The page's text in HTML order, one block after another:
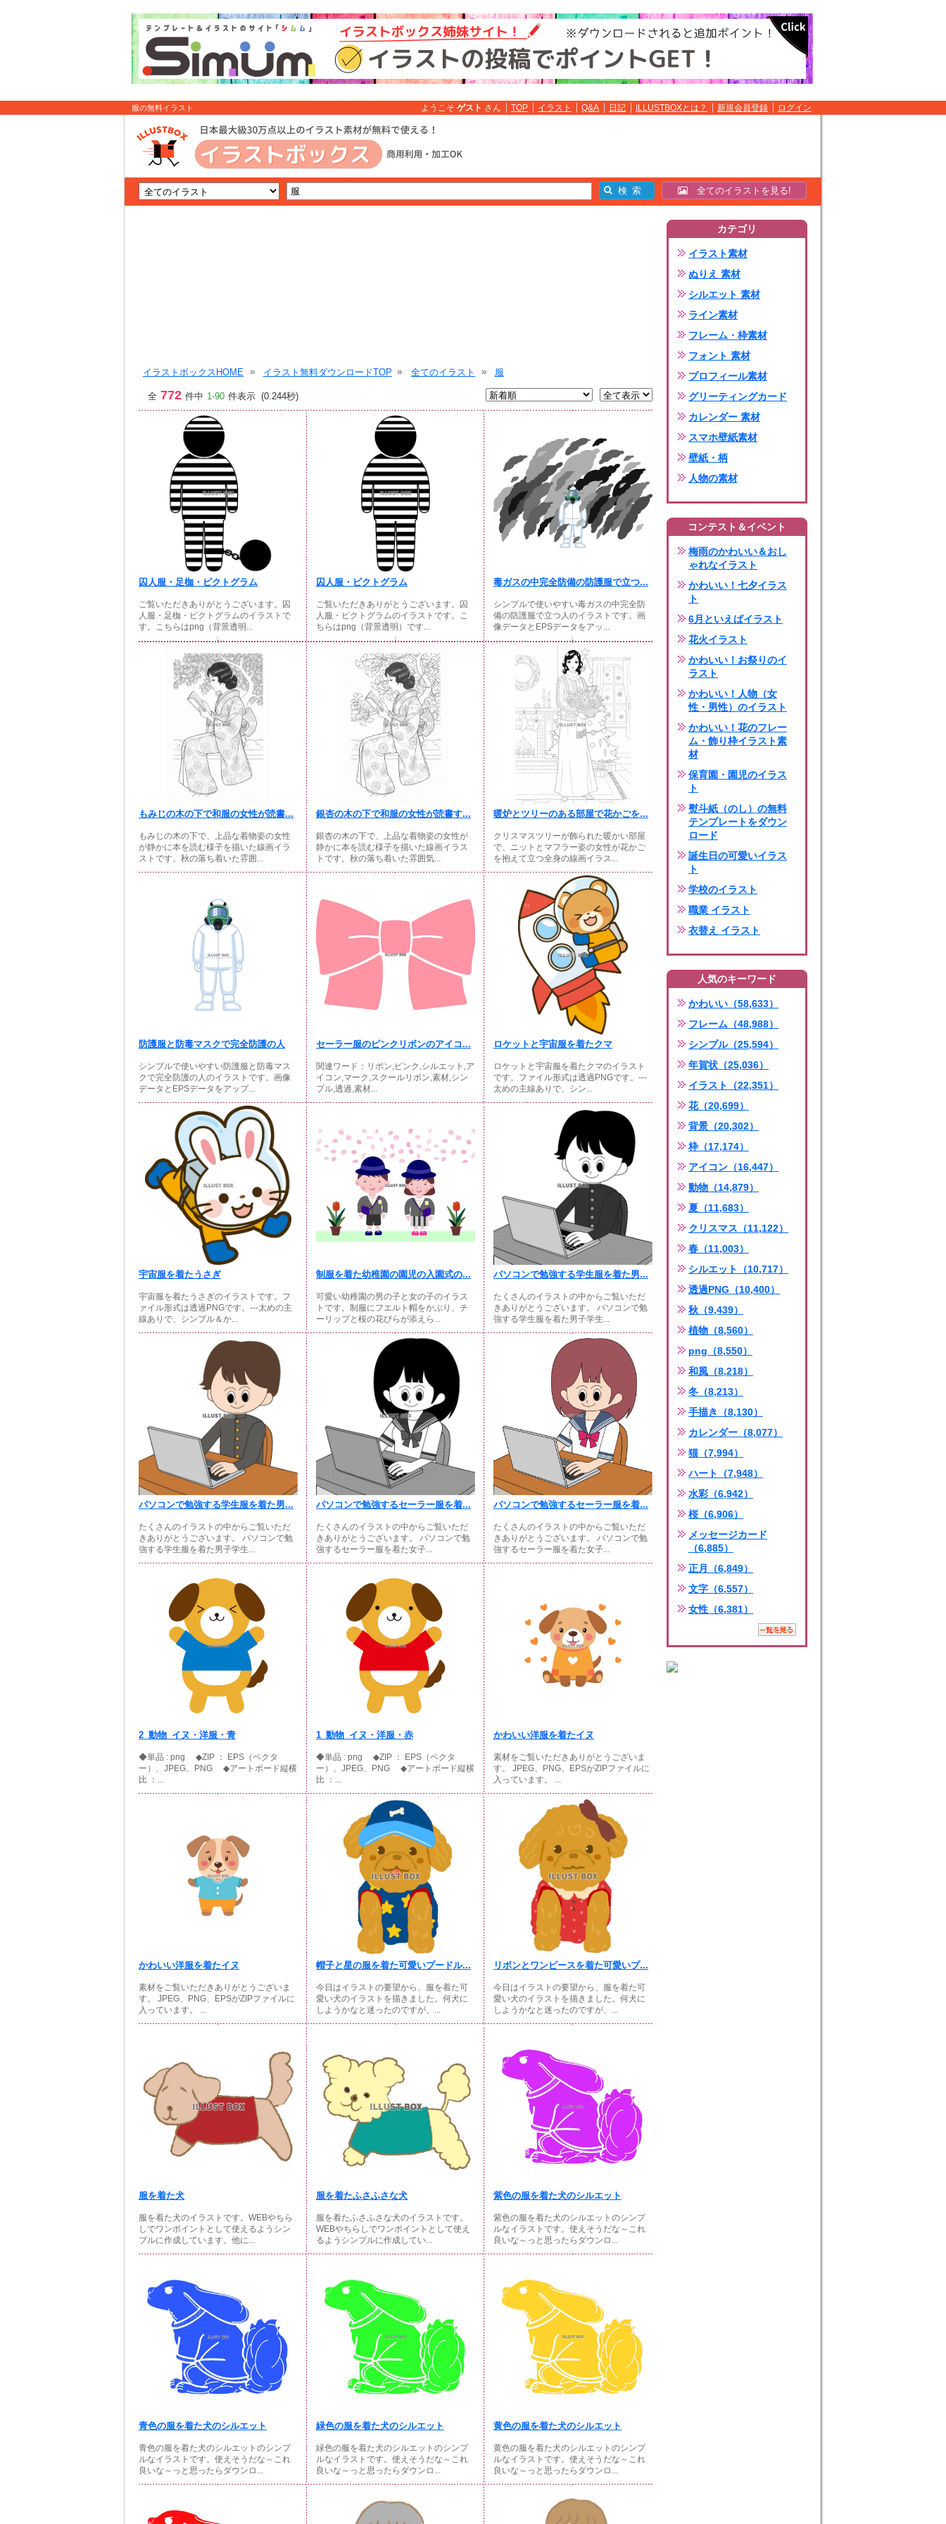
服の無料イラスト ようこそ ゲスト さん TOP イラスト Q&A 日記 ILLUSTBOXとは？ 新規会員登録 ログイン
全てのイラストを見る!
イラストボックスHOME イラスト無料ダウンロードTOP 全てのイラスト 服
全 772 件中 1-90 件表示 (0.244秒)
囚人服・足枷・ピクトグラム
ご覧いただきありがとうございます。囚
人服・足枷・ピクトグラムのイラストで
す。こちらはpng（背景透明...
囚人服・ピクトグラム
ご覧いただきありがとうございます。囚
人服・ピクトグラムのイラストです。こ
ちらはpng（背景透明）です...
毒ガスの中完全防備の防護服で立つ...
シンプルで使いやすい毒ガスの中完全防
備の防護服で立つ人のイラストです。画
像データとEPSデータをアッ...
もみじの木の下で和服の女性が読書...
もみじの木の下で、上品な着物姿の女性
が静かに本を読む様子を描いた線画イラ
ストです。秋の落ち着いた雰囲...
銀杏の木の下で和服の女性が読書す...
銀杏の木の下で、上品な着物姿の女性が
静かに本を読む様子を描いた線画イラス
トです。秋の落ち着いた雰囲気...
暖炉とツリーのある部屋で花かごを...
クリスマスツリーが飾られた暖かい部屋
で、ニットとマフラー姿の女性が花かご
を抱えて立つ全身の線画イラス...
防護服と防毒マスクで完全防護の人
シンプルで使いやすい防護服と防毒マス
クで完全防護の人のイラストです。画像
データとEPSデータをアップ...
セーラー服のピンクリボンのアイコ...
関連ワード：リボン,ピンク,シルエット,ア
イコン,マーク,スクールリボン,素材,シン
プル,透過,素材...
ロケットと宇宙服を着たクマ
ロケットと宇宙服を着たクマのイラスト
です。ファイル形式は透過PNGです。---
太めの主線ありで、シン...
宇宙服を着たうさぎ
宇宙服を着たうさぎのイラストです。フ
ァイル形式は透過PNGです。---太めの主
線ありで、シンプル＆か...
制服を着た幼稚園の園児の入園式の...
可愛い幼稚園の男の子と女の子のイラス
トです。制服にフエルト帽をかぶり、チ
ーリップと桜の花びらが添えら...
パソコンで勉強する学生服を着た男...
たくさんのイラストの中からご覧いただ
きありがとうございます。 パソコンで勉
強する学生服を着た男子学生...
パソコンで勉強する学生服を着た男...
たくさんのイラストの中からご覧いただ
きありがとうございます。 パソコンで勉
強する学生服を着た男子学生...
パソコンで勉強するセーラー服を着...
たくさんのイラストの中からご覧いただ
きありがとうございます。 パソコンで勉
強するセーラー服を着た女子...
パソコンで勉強するセーラー服を着...
たくさんのイラストの中からご覧いただ
きありがとうございます。 パソコンで勉
強するセーラー服を着た女子...
2_動物_イヌ・洋服・青
◆単品 : png ◆ZIP ： EPS（ベクタ
ー）、JPEG、PNG ◆アートボード縦横
比 ：...
1_動物_イヌ・洋服・赤
◆単品 : png ◆ZIP ： EPS（ベクタ
ー）、JPEG、PNG ◆アートボード縦横
比 ：...
かわいい洋服を着たイヌ
素材をご覧いただきありがとうございま
す。 JPEG、PNG、EPSがZIPファイルに
入っています。 ...
かわいい洋服を着たイヌ
素材をご覧いただきありがとうございま
す。 JPEG、PNG、EPSがZIPファイルに
入っています。 ...
帽子と星の服を着た可愛いプードル...
今日はイラストの要望から、服を着た可
愛い犬のイラストを描きました。何犬に
しようかなと迷ったのですが、...
リボンとワンピースを着た可愛いプ...
今日はイラストの要望から、服を着た可
愛い犬のイラストを描きました。何犬に
しようかなと迷ったのですが、...
服を着た犬
服を着た犬のイラストです。WEBやちら
しでワンポイントとして使えるようシン
プルに作成しています。他に...
服を着たふさふさな犬
服を着たふさふさな犬のイラストです。
WEBやちらしでワンポイントとして使え
るようシンプルに作成してい...
紫色の服を着た犬のシルエット
紫色の服を着た犬のシルエットのシンプ
ルなイラストです。使えそうだな～これ
良いな～っと思ったらダウンロ...
青色の服を着た犬のシルエット
青色の服を着た犬のシルエットのシンプ
ルなイラストです。使えそうだな～これ
良いな～っと思ったらダウンロ...
緑色の服を着た犬のシルエット
緑色の服を着た犬のシルエットのシンプ
ルなイラストです。使えそうだな～これ
良いな～っと思ったらダウンロ...
黄色の服を着た犬のシルエット
黄色の服を着た犬のシルエットのシンプ
ルなイラストです。使えそうだな～これ
良いな～っと思ったらダウンロ...
カテゴリ
イラスト素材
ぬりえ 素材
シルエット 素材
ライン素材
フレーム・枠素材
フォント 素材
プロフィール素材
グリーティングカード
カレンダー 素材
スマホ壁紙素材
壁紙・柄
人物の素材
コンテスト＆イベント
梅雨のかわいい＆おし
ゃれなイラスト
かわいい！七夕イラス
ト
6月といえばイラスト
花火イラスト
かわいい！お祭りのイ
ラスト
かわいい！人物（女
性・男性）のイラスト
かわいい！花のフレー
ム・飾り枠イラスト素
材
保育園・園児のイラス
ト
熨斗紙（のし）の無料
テンプレートをダウン
ロード
誕生日の可愛いイラス
ト
学校のイラスト
職業 イラスト
衣替え イラスト
人気のキーワード
かわいい（58,633）
フレーム（48,988）
シンプル（25,594）
年賀状（25,036）
イラスト（22,351）
花（20,699）
背景（20,302）
枠（17,174）
アイコン（16,447）
動物（14,879）
夏（11,683）
クリスマス（11,122）
春（11,003）
シルエット（10,717）
透過PNG（10,400）
秋（9,439）
植物（8,560）
png（8,550）
和風（8,218）
冬（8,213）
手描き（8,130）
カレンダー（8,077）
猫（7,994）
ハート（7,948）
水彩（6,942）
桜（6,906）
メッセージカード
（6,885）
正月（6,849）
文字（6,557）
女性（6,381）